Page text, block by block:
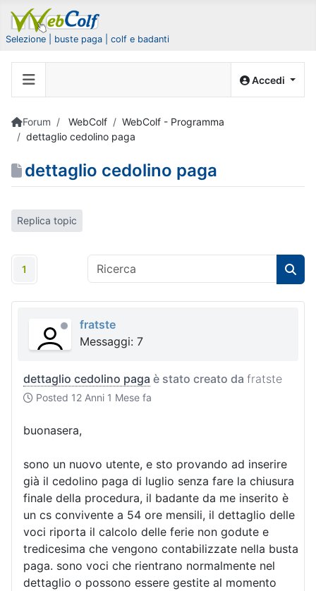
Selezione | buste paga | colf e badanti
Accedi
Forum WebColf
WebColf - Programma
dettaglio cedolino paga
dettaglio cedolino paga
Replica topic
1
fratste
Messaggi: 7
dettaglio cedolino paga è stato creato da fratste
Posted 12 Anni 1 Mese fa
buonasera,
sono un nuovo utente, e sto provando ad inserire
già il cedolino paga di luglio senza fare la chiusura
finale della procedura, il badante da me inserito è
un cs convivente a 54 ore mensili, il dettaglio delle
voci riporta il calcolo delle ferie non godute e
tredicesima che vengono contabilizzate nella busta
paga. sono voci che rientrano normalmente nel
dettaglio o possono essere gestite al momento